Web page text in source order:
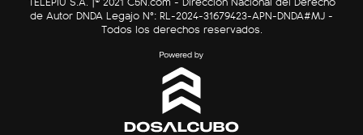
RatingCero
de Autor DNDA Legajo N°: RL-2024-31679423-APN-DNDA#MJ -
Todos los derechos reservados.